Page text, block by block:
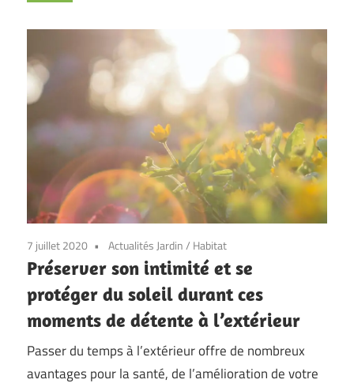
7 juillet 2020 Actualités Jardin/ Habitat
Préserver son intimité et se
protéger du soleil durant ces
moments de détente à l’extérieur
Passer du temps à l’extérieur offre de nombreux
avantages pour la santé, de l’amélioration de votre